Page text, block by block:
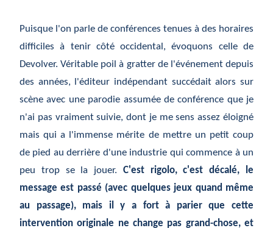
Puisque l'on parle de conférences tenues à des horaires
difficiles à tenir côté occidental, évoquons celle de
Devolver. Véritable poil à gratter de l'événement depuis
des années, l'éditeur indépendant succédait alors sur
scène avec une parodie assumée de conférence que je
n'ai pas vraiment suivie, dont je me sens assez éloigné
mais qui a l'immense mérite de mettre un petit coup
de pied au derrière d'une industrie qui commence à un
peu trop se la jouer. C'est rigolo, c'est décalé, le
message est passé (avec quelques jeux quand même
au passage), mais il y a fort à parier que cette
intervention originale ne change pas grand-chose, et